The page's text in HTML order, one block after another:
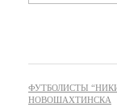
ФУТБОЛИСТЫ
НОВОШАХТИНСКА